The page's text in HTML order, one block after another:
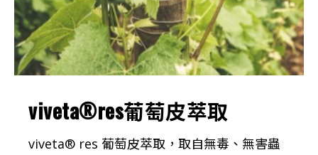
viveta®res葡萄皮萃取
viveta® res 葡萄皮萃取，取自無毒、無害蟲